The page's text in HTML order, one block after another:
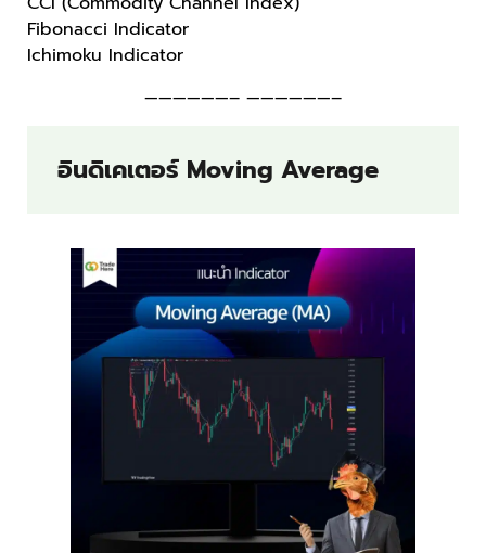
Fibonacci Indicator
Ichimoku Indicator
——————– ——————–
อินดิเคเตอร์ Moving Average